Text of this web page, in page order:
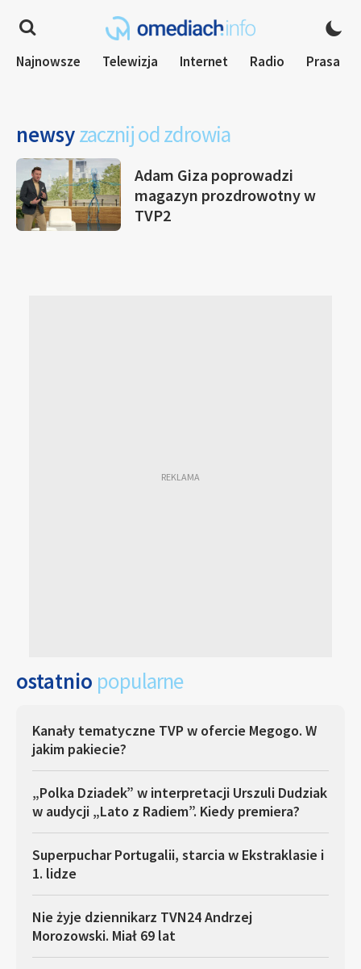
Najnowsze Telewizja Internet Radio Prasa
newsyzacznij od zdrowia
Adam Giza poprowadzi
magazyn prozdrowotny w
TVP2
ostatnio popularne
Kanały tematyczne TVP w ofercie Megogo. W
jakim pakiecie?
„Polka Dziadek” w interpretacji Urszuli Dudziak
w audycji „Lato z Radiem”. Kiedy premiera?
Superpuchar Portugalii, starcia w Ekstraklasie i
1. lidze
Nie żyje dziennikarz TVN24 Andrzej
Morozowski. Miał 69 lat